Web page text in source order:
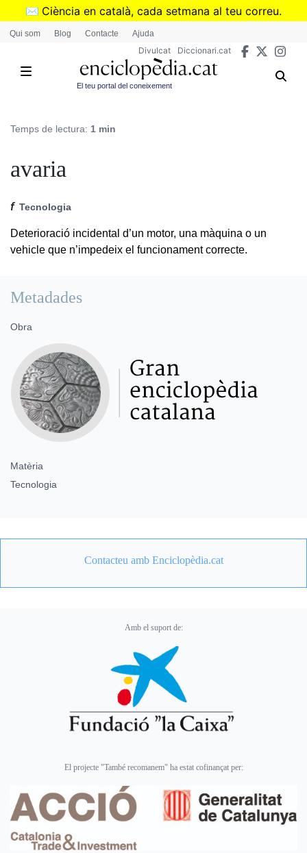
Vés
✉️ Ciència en català, cada setmana al teu correu.
➜Subscriu-te al butlletí de Divulcat
Qui som Blog Contacte Ajuda
Divulcat Diccionari.cat
El teu portal del coneixement
Temps de lectura: 1 min
avaria
f Tecnologia
Deterioració incidental d’un motor, una màquina o un
vehicle que n’impedeix el funcionament correcte.
Metadades
Obra
Matèria
Tecnologia
Contacteu amb Enciclopèdia.cat
Amb el suport de:
El projecte "També recomanem" ha estat cofinançat per: